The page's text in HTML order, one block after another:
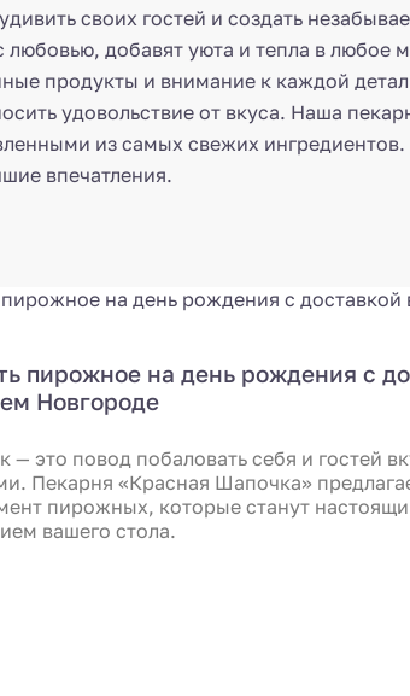
своих гостей и создать
добавят уюта и тепла в любое
продукты и внимание к каждой
удовольствие от вкуса. Наша
из самых свежих ингредиентов.
впечатления.
пирожное на день рождения с
Новгороде
— это повод побаловать себя и гостей
Пекарня «Красная Шапочка»
пирожных, которые станут
вашего стола.